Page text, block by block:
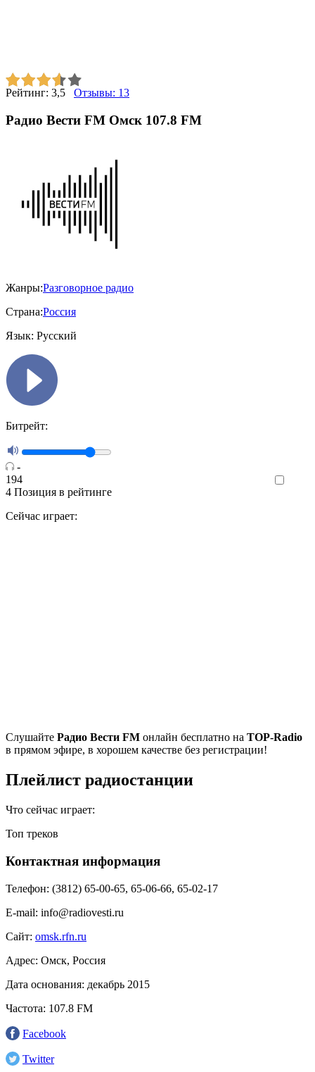
Рейтинг: 3,5 Отзывы: 13
Радио Вести FM Омск 107.8 FM
Жанры:Разговорное радио
Страна:Россия
Язык: Русский
Битрейт:
-
194
4 Позиция в рейтинге
Сейчас играет:
Cлушайте Радио Вести FM онлайн бесплатно на TOP-Radio
в прямом эфире, в хорошем качестве без регистрации!
Плейлист радиостанции
Что сейчас играет:
Топ треков
Контактная информация
Телефон: (3812) 65-00-65, 65-06-66, 65-02-17
E-mail: info@radiovesti.ru
Сайт: omsk.rfn.ru
Адрес: Омск, Россия
Дата основания: декабрь 2015
Частота: 107.8 FM
Facebook
Twitter